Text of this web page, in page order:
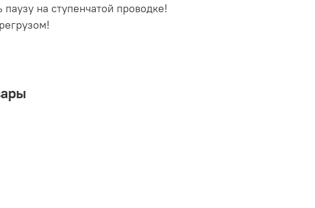
на ступенчатой проводке!